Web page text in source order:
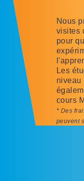
Nous
visites
pour
Les
niveau
cours
* Des
peuvent